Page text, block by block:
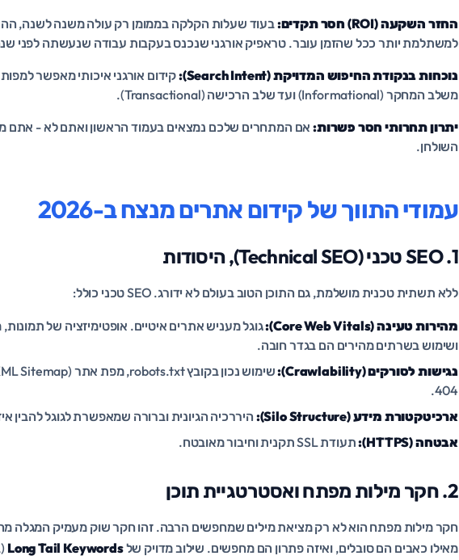
החזר השקעה (ROI) חסר תקדים:
למשתלמת יותר ככל שהזמן עובר. טראפיק אורגני שנכנס בעקבות עבודה שנעשתה לפני
נוכחות בנקודת החיפוש המדויקת (Search Intent):
קידום אורגני איכותי מאפשר למפות
משלב המחקר (Informational) ועד שלב הרכישה (Transactional).
יתרון תחרותי חסר פשרות:אם המתחרים שלכם נמצאים בעמוד הראשון ואתם לא - אתם
השולחן.
עמודי התווך של קידום אתרים מנצח ב-2026
1. SEO טכני (Technical SEO), היסודות
ללא תשתית טכנית מושלמת, גם התוכן הטוב בעולם לא ידורג. SEO טכני כולל:
מהירות טעינה (Core Web Vitals):
ושימוש בשרתים מהירים הם בגדר חובה.
נגישות לסורקים (Crawlability):
404.
ארכיטקטורת מידע (Silo Structure):
היררכיה הגיונית וברורה שמאפשרת לגוגל להבין
אבטחה (HTTPS):
תעודת SSL תקנית וחיבור מאובטח.
2. חקר מילות מפתח ואסטרטגיית תוכן
חקר מילות מפתח הוא לא רק מציאת מילים שמחפשים הרבה. זהו חקר שוק מעמיק המגלה
מאילו כאבים הם סובלים, ואיזה פתרון הם מחפשים. שילוב מדויק שלLong Tail Keywords